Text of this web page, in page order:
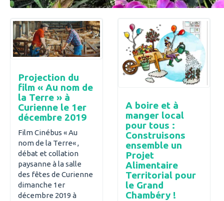
Projection du
film « Au nom de
la Terre » à
Curienne le 1er
décembre 2019
Film Cinébus « Au
nom de la Terre« ,
débat et collation
paysanne à la salle
des fêtes de Curienne
dimanche 1er
décembre 2019 à
A boire et à
manger local
pour tous :
Construisons
ensemble un
Projet
Alimentaire
Territorial pour
le Grand
Chambéry !